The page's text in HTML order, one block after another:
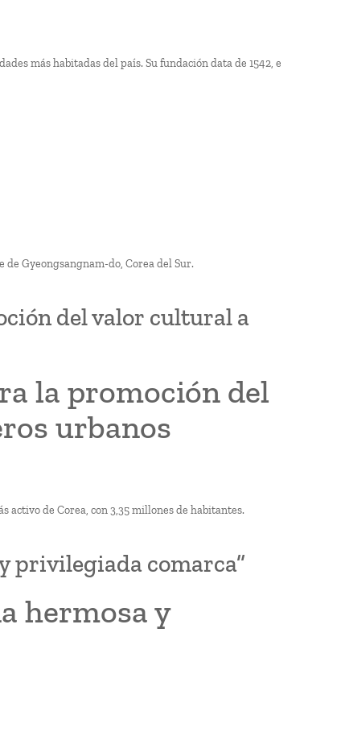
más habitadas del país. Su fundación data de 1542, e
de Gyeongsangnam-do, Corea del Sur.
del valor cultural a
la promoción del
urbanos
de Corea, con 3,35 millones de habitantes.
privilegiada comarca”
hermosa y